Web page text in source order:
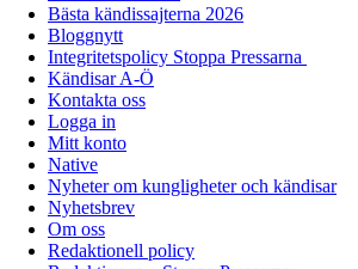
Bästa kändissajterna 2026
Bloggnytt
Integritetspolicy Stoppa Pressarna
Kändisar A-Ö
Kontakta oss
Logga in
Mitt konto
Native
Nyheter om kungligheter och kändisar
Nyhetsbrev
Om oss
Redaktionell policy